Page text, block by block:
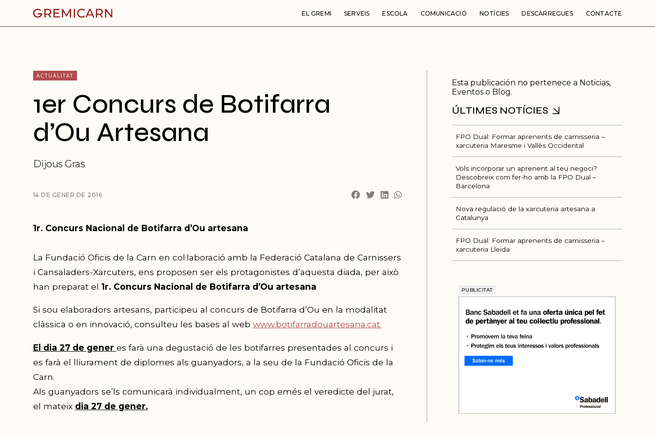
EL GREMI SERVEIS ESCOLA COMUNICACIÓ NOTÍCIES DESCÀRREGUES CONTACTE
ACTUALITAT
1er Concurs de Botifarra
d’Ou Artesana
Dijous Gras
14 DE GENER DE 2016
1r. Concurs Nacional de Botifarra d’Ou artesana
La Fundació Oficis de la Carn en col·laboració amb la Federació Catalana de Carnissers
i Cansaladers-Xarcuters, ens proposen ser els protagonistes d’aquesta diada, per això
han preparat el 1r. Concurs Nacional de Botifarra d’Ou artesana
Si sou elaboradors artesans, participeu al concurs de Botifarra d’Ou en la modalitat
clàssica o en innovació, consulteu les bases al web www.botifarradouartesana.cat.
El dia 27 de gener es farà una degustació de les botifarres presentades al concurs i
es farà el lliurament de diplomes als guanyadors, a la seu de la Fundació Oficis de la
Carn.
Als guanyadors se’ls comunicarà individualment, un cop emés el veredicte del jurat,
el mateix dia 27 de gener.
Esta publicación no pertenece a Noticias,
Eventos o Blog.
FPO Dual: Formar aprenents de carnisseria –
xarcuteria Maresme i Vallès Occidental
Vols incorporar un aprenent al teu negoci?
Descobreix com fer-ho amb la FPO Dual –
Barcelona
Nova regulació de la xarcuteria artesana a
Catalunya
FPO Dual: Formar aprenents de carnisseria –
xarcuteria Lleida
PUBLICITAT